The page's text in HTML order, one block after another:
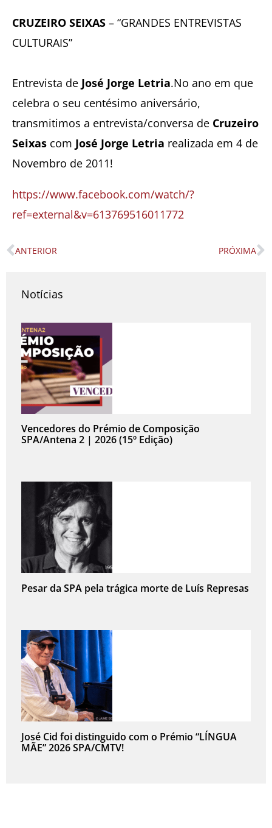
CRUZEIRO SEIXAS – “GRANDES ENTREVISTAS
CULTURAIS”
Entrevista de José Jorge Letria.No ano em que
celebra o seu centésimo aniversário,
transmitimos a entrevista/conversa de Cruzeiro
Seixas com José Jorge Letria realizada em 4 de
Novembro de 2011!
https://www.facebook.com/watch/?
ref=external&v=613769516011772
Prev
ANTERIOR PRÓXIMA
Notícias
Vencedores do Prémio de Composição
SPA/Antena 2 | 2026 (15º Edição)
Pesar da SPA pela trágica morte de Luís Represas
José Cid foi distinguido com o Prémio “LÍNGUA
MÃE” 2026 SPA/CMTV!